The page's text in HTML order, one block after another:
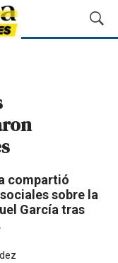
M
o
u
e
compartió
sobre la
García tras